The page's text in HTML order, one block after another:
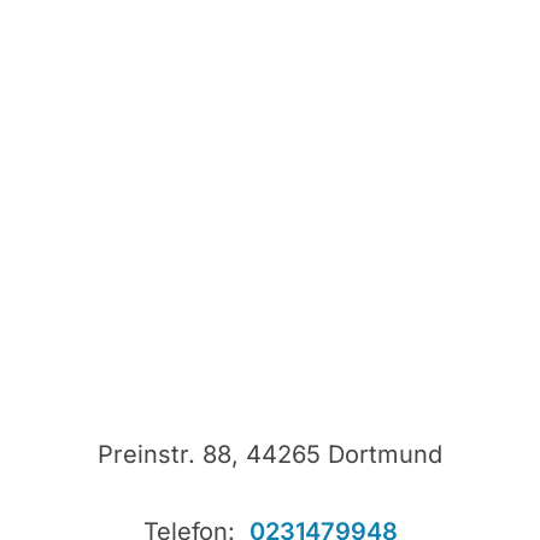
Preinstr. 88, 44265 Dortmund
Telefon: 0231479948